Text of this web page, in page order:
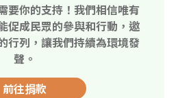
要你的支持！我們相信唯有
促成民眾的參與和行動，邀
行列，讓我們持續為環境發
聲。
前往捐款